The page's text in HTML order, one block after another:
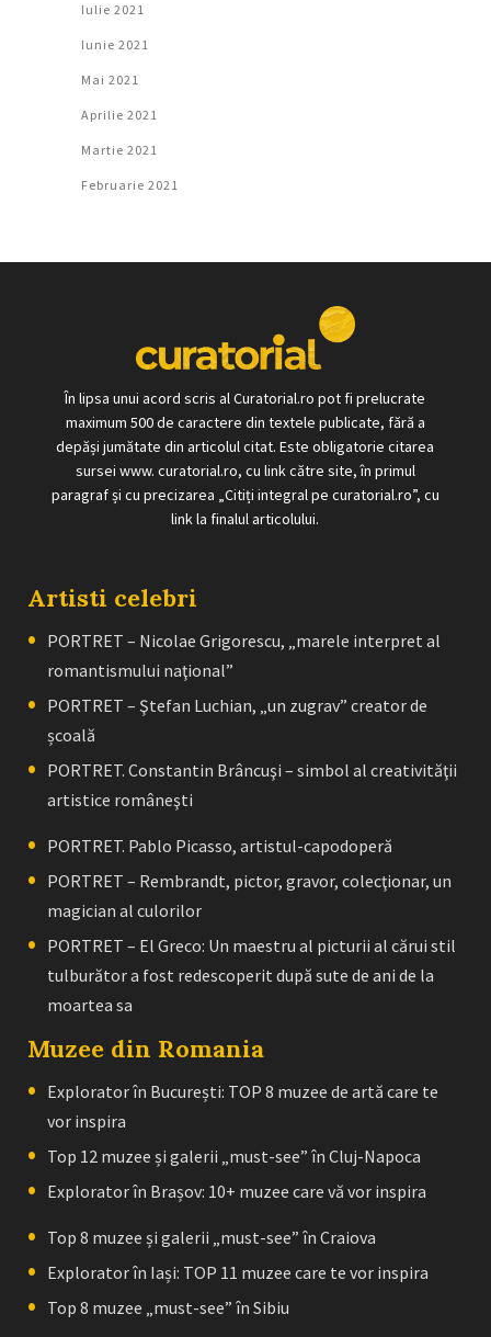
Iulie 2021
Iunie 2021
Mai 2021
Aprilie 2021
Martie 2021
Februarie 2021
În lipsa unui acord scris al Curatorial.ro pot fi prelucrate
maximum 500 de caractere din textele publicate, fără a
depăși jumătate din articolul citat. Este obligatorie citarea
sursei www. curatorial.ro, cu link către site, în primul
paragraf și cu precizarea „Citiți integral pe curatorial.ro”, cu
link la finalul articolului.
Artisti celebri
PORTRET – Nicolae Grigorescu, „marele interpret al
romantismului naţional”
PORTRET – Ştefan Luchian, „un zugrav” creator de
școală
PORTRET. Constantin Brâncuşi – simbol al creativităţii
artistice româneşti
PORTRET. Pablo Picasso, artistul-capodoperă
PORTRET – Rembrandt, pictor, gravor, colecţionar, un
magician al culorilor
PORTRET – El Greco: Un maestru al picturii al cărui stil
tulburător a fost redescoperit după sute de ani de la
moartea sa
Muzee din Romania
Explorator în București: TOP 8 muzee de artă care te
vor inspira
Top 12 muzee și galerii „must-see” în Cluj-Napoca
Explorator în Brașov: 10+ muzee care vă vor inspira
Top 8 muzee și galerii „must-see” în Craiova
Explorator în Iași: TOP 11 muzee care te vor inspira
Top 8 muzee „must-see” în Sibiu